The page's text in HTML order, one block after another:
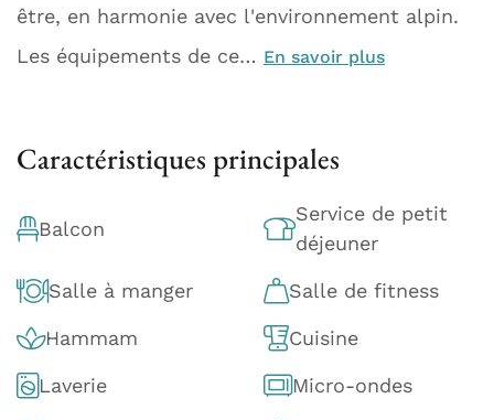
être, en harmonie avec l'environnement alpin.
Les équipements de ce… En savoir plus
Caractéristiques principales
Balcon
Service de petit
déjeuner
Salle à manger Salle de fitness
Hammam Cuisine
Laverie Micro-ondes